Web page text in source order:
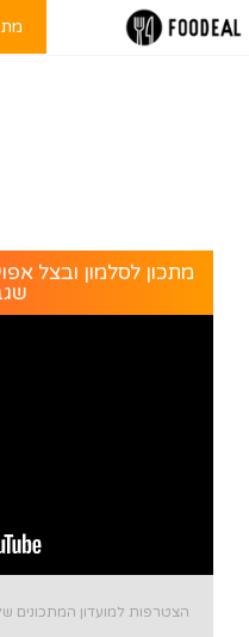
מתכון לסלמון ובצל
הצטרפות למועדון המתכונים